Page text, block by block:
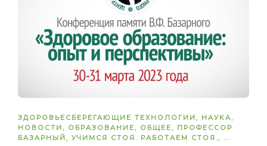
ЗДОРОВЬЕСБЕРЕГАЮЩИЕ ТЕХНОЛОГИИ , НАУКА ,
НОВОСТИ , ОБРАЗОВАНИЕ , ОБЩЕЕ , ПРОФЕССОР
БАЗАРНЫЙ , УЧИМСЯ СТОЯ. РАБОТАЕМ СТОЯ. , ...